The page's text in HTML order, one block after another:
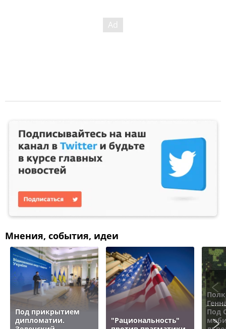
Мнения, события, идеи
Под прикрытием
дипломатии.
"Рациональность"
Под